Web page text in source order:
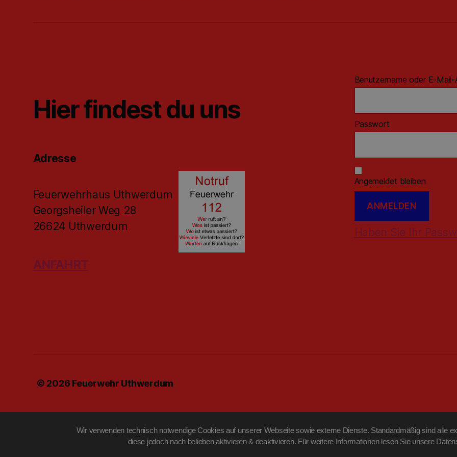
Hier findest du uns
Adresse
Feuerwehrhaus Uthwerdum
Georgsheiler Weg 28
26624 Uthwerdum
ANFAHRT
Benutzername oder E-Mail-
Passwort
Angemeldet bleiben
Haben Sie Ihr
© 2026 Feuerwehr Uthwerdum
Wir verwenden technisch notwendige Cookies auf unserer Webseite sowie externe Dienste. Standardmäßig sind alle
diese jedoch nach belieben aktivieren & deaktivieren. Für weitere Informationen lesen Sie unsere